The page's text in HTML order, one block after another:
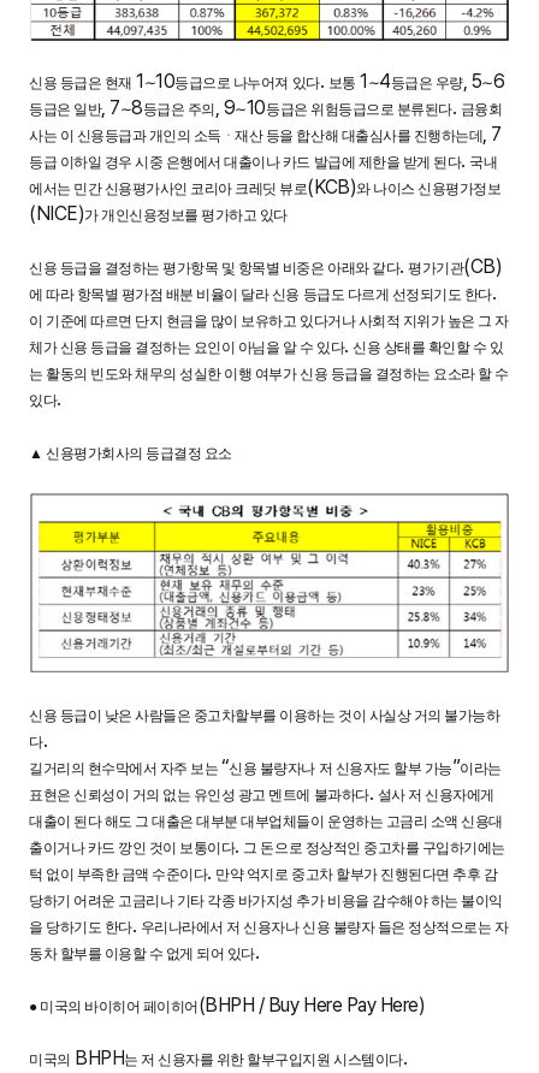
신용 등급은 현재 1 ∼10등급으로 나누어져 있다. 보통 1 ∼4등급은 우량, 5∼6
등급은 일반, 7∼8등급은 주의 , 9∼10등급은 위험등급으로 분류된다. 금융회
사는 이 신용등급과 개인의 소득ㆍ재산 등을 합산해 대출심사를 진행하는데 , 7
등급 이하일 경우 시중 은행에서 대출이나 카드 발급에 제한을 받게 된다. 국내
에서는 민간 신용평가사인 코리아 크레딧 뷰로(KCB)와 나이스 신용평가정보
(NICE)가 개인신용정보를 평가하고 있다
신용 등급을 결정하는 평가항목 및 항목별 비중은 아래와 같다.평가기관(CB)
에 따라 항목별 평가점 배분 비율이 달라 신용 등급도 다르게 선정되기도 한다.
이 기준에 따르면 단지 현금을 많이 보유하고 있다거나 사회적 지위가 높은 그 자
체가 신용 등급을 결정하는 요인이 아님을 알 수 있다.신용 상태를 확인할 수 있
는 활동의 빈도와 채무의 성실한 이행 여부가 신용 등급을 결정하는 요소라 할 수
있다.
▲신용평가회사의 등급결정 요소
신용 등급이 낮은 사람들은 중고차할부를 이용하는 것이 사실상 거의 불가능하
다.
길거리의 현수막에서 자주 보는 “신용 불량자나 저 신용자도 할부 가능”이라는
표현은 신뢰성이 거의 없는 유인성 광고 멘트에 불과하다. 설사 저 신용자에게
대출이 된다 해도 그 대출은 대부분 대부업체들이 운영하는 고금리 소액 신용대
출이거나 카드 깡인 것이 보통이다. 그 돈으로 정상적인 중고차를 구입하기에는
턱 없이 부족한 금액 수준이다. 만약 억지로 중고차 할부가 진행된다면 추후 감
당하기 어려운 고금리나 기타 각종 바가지성 추가 비용을 감수해야 하는 불이익
을 당하기도 한다. 우리나라에서 저 신용자나 신용 불량자 들은 정상적으로는 자
동차 할부를 이용할 수 없게 되어 있다.
● 미국의 바이히어 페이히어(BHPH / Buy Here Pay Here)
미국의 BHPH는 저 신용자를 위한 할부구입지원 시스템이다.